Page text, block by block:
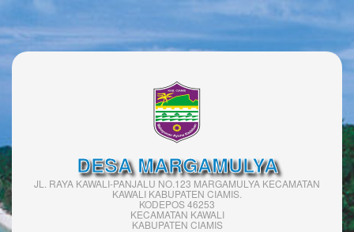
DESA MARGAMULYA
JL. RAYA KAWALI-PANJALU NO.123 MARGAMULYA KECAMATAN
KAWALI KABUPATEN CIAMIS.
KODEPOS 46253
KECAMATAN KAWALI
KABUPATEN CIAMIS